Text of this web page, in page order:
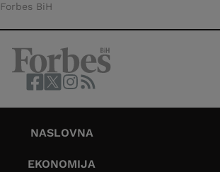
Forbes BiH
NASLOVNA
EKONOMIJA